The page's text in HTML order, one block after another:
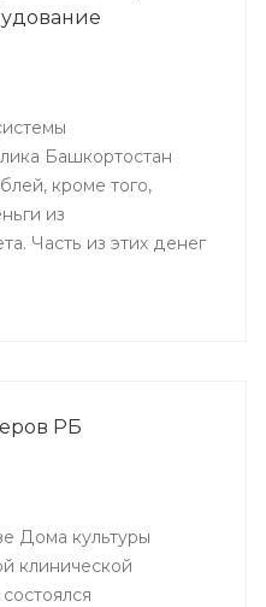
Башкортостан
кроме того,
из
Часть из этих денег
РБ.
РБ
Дома культуры
клинической